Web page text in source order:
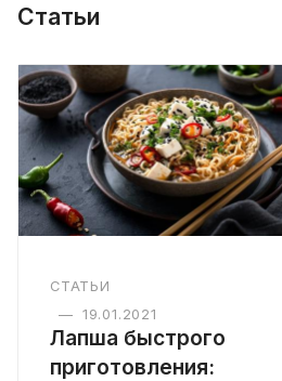
Статьи
СТАТЬИ
— 19.01.2021
Лапша быстрого
приготовления: